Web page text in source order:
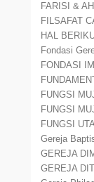
FARISI &
FILSAFAT
HAL
Fondasi
FONDASI
FUNGSI
FUNGSI
FUNGSI
Gereja
GEREJA
GEREJA